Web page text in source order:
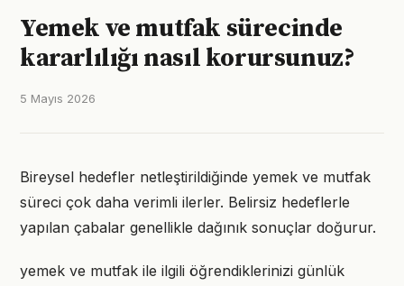
Yemek ve mutfak sürecinde
kararlılığı nasıl korursunuz?
5 Mayıs 2026
Bireysel hedefler netleştirildiğinde yemek ve mutfak
süreci çok daha verimli ilerler. Belirsiz hedeflerle
yapılan çabalar genellikle dağınık sonuçlar doğurur.
yemek ve mutfak ile ilgili öğrendiklerinizi günlük